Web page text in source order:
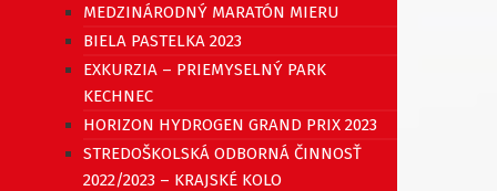
MEDZINÁRODNÝ MARATÓN MIERU
BIELA PASTELKA 2023
EXKURZIA – PRIEMYSELNÝ PARK
KECHNEC
HORIZON HYDROGEN GRAND PRIX 2023
STREDOŠKOLSKÁ ODBORNÁ ČINNOSŤ
2022/2023 – KRAJSKÉ KOLO